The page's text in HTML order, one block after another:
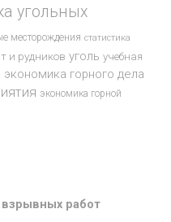
угольных
месторождения статистика
и рудников уголь учебная
экономика горного дела
экономика горной
взрывных работ